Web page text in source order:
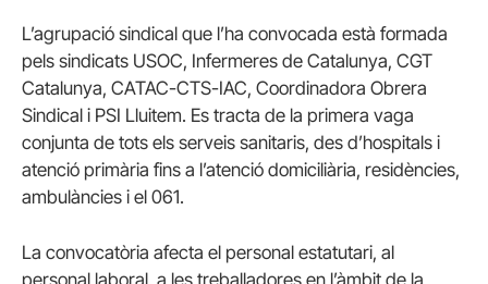
L’agrupació sindical que l’ha convocada està formada
pels sindicats USOC, Infermeres de Catalunya, CGT
Catalunya, CATAC-CTS-IAC, Coordinadora Obrera
Sindical i PSI Lluitem. Es tracta de la primera vaga
conjunta de tots els serveis sanitaris, des d’hospitals i
atenció primària fins a l’atenció domiciliària, residències,
ambulàncies i el 061.
La convocatòria afecta el personal estatutari, al
personal laboral, a les treballadores en l’àmbit de la